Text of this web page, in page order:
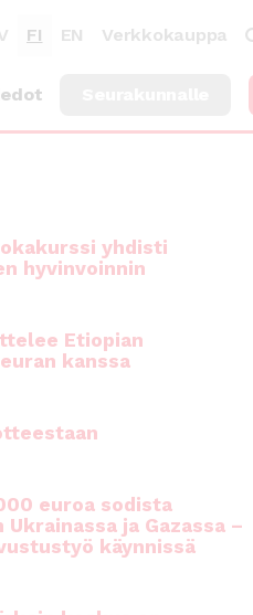
FI EN Verkkokauppa
yhdisti
hyvinvoinnin
Etiopian
kanssa
euroa sodista
ja Gazassa –
käynnissä